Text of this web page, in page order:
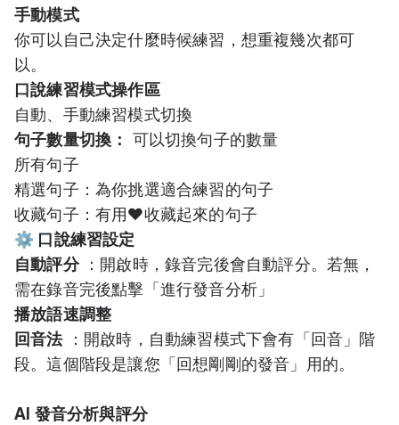
手動模式
你可以自己決定什麼時候練習，想重複幾次都可
以。
口說練習模式操作區
自動、手動練習模式切換
句子數量切換：
可以切換句子的數量
所有句子
精選句子：為你挑選適合練習的句子
收藏句子：有用❤️收藏起來的句子
⚙️ 口說練習設定
自動評分：開啟時，錄音完後會自動評分。若無，
需在錄音完後點擊「進行發音分析」
播放語速調整
回音法：開啟時，自動練習模式下會有「回音」階
段。這個階段是讓您「回想剛剛的發音」用的。
AI 發音分析與評分